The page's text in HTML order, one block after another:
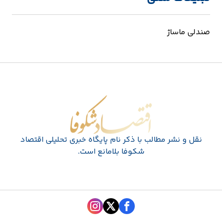
صندلی ماساژ
اقتصاد شکوفا
نقل و نشر مطالب با ذکر نام پايگاه خبری تحليلی اقتصاد
شکوفا بلامانع است.